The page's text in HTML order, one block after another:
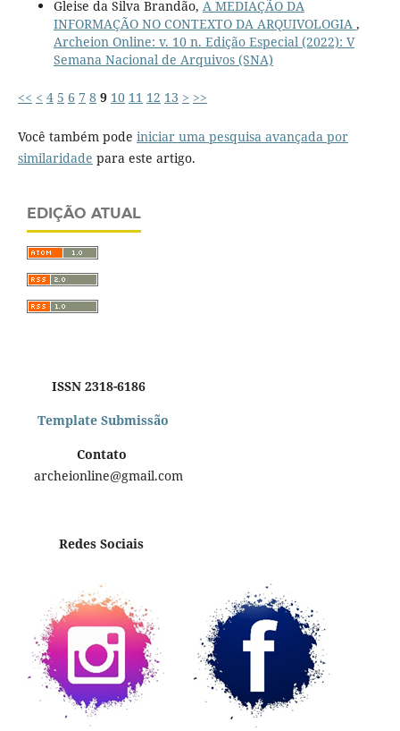
Gleise da Silva Brandão, A MEDIAÇÃO DA
INFORMAÇÃO NO CONTEXTO DA ARQUIVOLOGIA ,
Archeion Online: v. 10 n. Edição Especial (2022): V
Semana Nacional de Arquivos (SNA)
<< < 4 5 6 7 8 9 10 11 12 13 > >>
Você também pode iniciar uma pesquisa avançada por
similaridade para este artigo.
EDIÇÃO ATUAL
ISSN 2318-6186
Template Submissão
Contato
archeionline@gmail.com
Redes Sociais